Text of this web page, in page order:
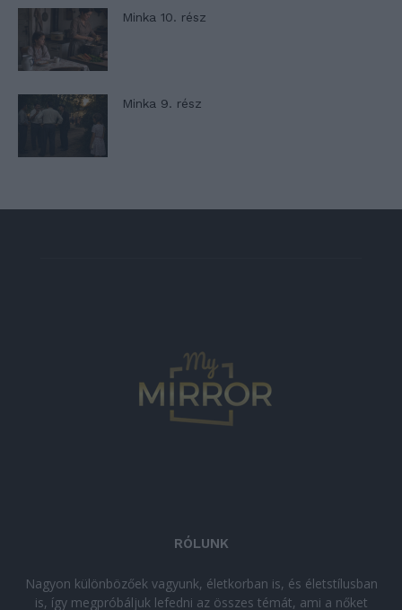
Minka 10. rész
Minka 9. rész
RÓLUNK
Nagyon különbözőek vagyunk, életkorban is, és életstílusban
is, így megpróbáljuk lefedni az összes témát, ami a nőket